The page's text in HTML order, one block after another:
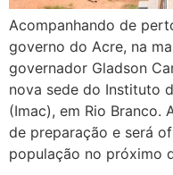
Acompanhando de
governo do Acre, na
governador Gladson
nova sede do Instituto
(Imac), em Rio Branco.
de preparação e será
população no próximo